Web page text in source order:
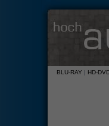
BLU-RAY | HD-